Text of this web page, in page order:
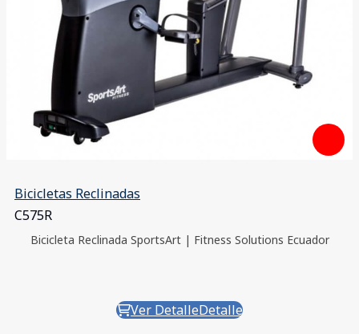
Bicicletas Reclinadas
C575R
Bicicleta Reclinada SportsArt | Fitness Solutions Ecuador
Ver DetalleDetalle